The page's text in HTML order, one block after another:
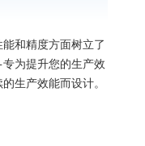
和精度方面树立了
为提升您的生产效
生产效能而设计。